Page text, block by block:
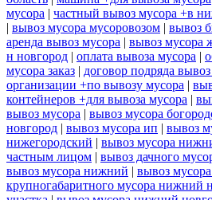
мусора | частный вывоз мусора +в
| вывоз мусора мусоровозом | вывоз
аренда вывоз мусора | вывоз мусора
н новгород | оплата вывоза мусора |
мусора заказ | договор подряда
организации +по вывозу мусора |
контейнеров +для вывоза мусора |
вывоз мусора | вывоз мусора
новгород | вывоз мусора ип | вывоз
нижегородский | вывоз мусора
частным лицом | вывоз дачного
вывоз мусора нижний | вывоз
крупногабаритного мусора нижний